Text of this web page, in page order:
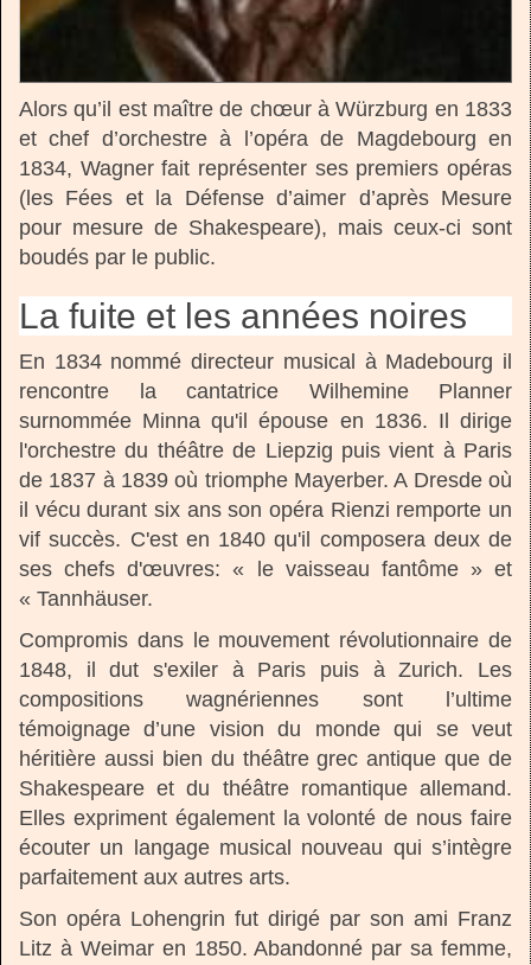
Alors qu’il est maître de chœur à Würzburg en 1833
et chef d’orchestre à l’opéra de Magdebourg en
1834, Wagner fait représenter ses premiers opéras
(les Fées et la Défense d’aimer d’après Mesure
pour mesure de Shakespeare), mais ceux-ci sont
boudés par le public.
La fuite et les années noires
En 1834 nommé directeur musical à Madebourg il
rencontre la cantatrice Wilhemine Planner
surnommée Minna qu'il épouse en 1836. Il dirige
l'orchestre du théâtre de Liepzig puis vient à Paris
de 1837 à 1839 où triomphe Mayerber. A Dresde où
il vécu durant six ans son opéra Rienzi remporte un
vif succès. C'est en 1840 qu'il composera deux de
ses chefs d'œuvres: « le vaisseau fantôme » et
« Tannhäuser.
Compromis dans le mouvement révolutionnaire de
1848, il dut s'exiler à Paris puis à Zurich. Les
compositions wagnériennes sont l’ultime
témoignage d’une vision du monde qui se veut
héritière aussi bien du théâtre grec antique que de
Shakespeare et du théâtre romantique allemand.
Elles expriment également la volonté de nous faire
écouter un langage musical nouveau qui s’intègre
parfaitement aux autres arts.
Son opéra Lohengrin fut dirigé par son ami Franz
Litz à Weimar en 1850. Abandonné par sa femme,